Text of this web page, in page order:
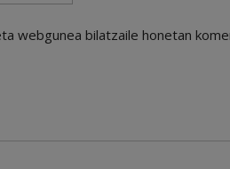
webgunea bilatzaile honetan